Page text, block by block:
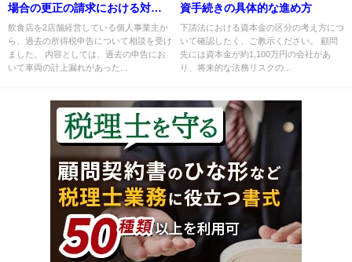
場合の更正の請求における対応
について
飲食店を2店舗経営している個人事業主か
ら、過去の所得税申告について相談を受け
ました。 内容としては、過去の申告にお
いて車両の計上漏れがあった...
資手続きの具体的な進め方
下請法における資本金の区分の考え方につ
いて確認したく、ご教示ください。 顧問
先には資本金が約1,100万円の会社があ
り、将来的な法務リスクの...